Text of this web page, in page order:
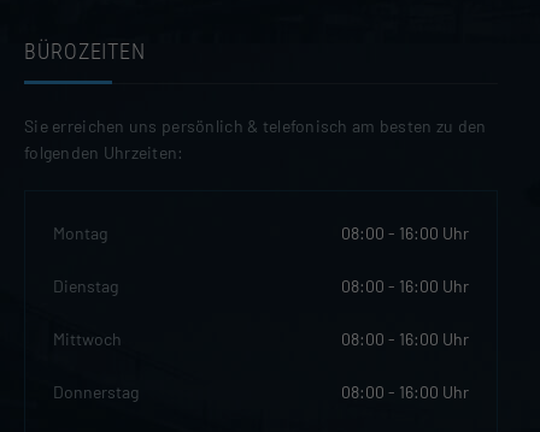
BÜROZEITEN
Sie erreichen uns persönlich & telefonisch am besten zu den
folgenden Uhrzeiten:
Montag 08:00 - 16:00 Uhr
Dienstag 08:00 - 16:00 Uhr
Mittwoch 08:00 - 16:00 Uhr
Donnerstag 08:00 - 16:00 Uhr